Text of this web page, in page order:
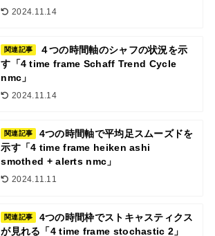
2024.11.14
関連記事
４つの時間軸のシャフの状況を示
す「4 time frame Schaff Trend Cycle
nmc」
2024.11.14
関連記事
4つの時間軸で平均足スムーズドを
示す「4 time frame heiken ashi
smothed + alerts nmc」
2024.11.11
関連記事
4つの時間枠でストキャスティクス
が見れる「4 time frame stochastic 2」